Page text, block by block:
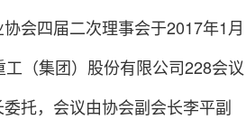
会四届二次理事会于2017年1月
（集团）股份有限公司228会议
托，会议由协会副会长李平副